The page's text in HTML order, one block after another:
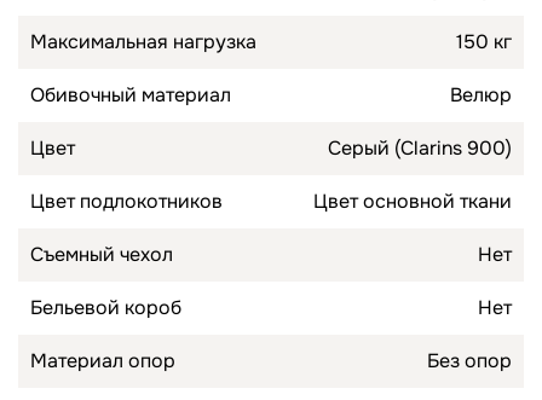
Максимальная нагрузка 150 кг
Обивочный материал Велюр
Цвет Серый (Clarins 900)
Цвет подлокотников Цвет основной ткани
Съемный чехол Нет
Бельевой короб Нет
Материал опор Без опор